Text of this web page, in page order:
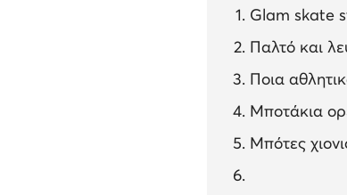
Glam skate
Παλτό και
Ποια
Μποτάκια
Μπότες